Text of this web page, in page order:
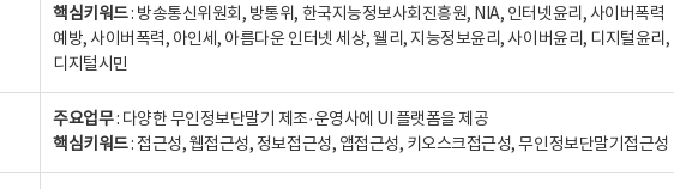
핵심키워드: 방송통신위원회, 방통위, 한국지능정보사회진흥원, NIA, 인터넷윤리, 사이버폭력
예방, 사이버폭력, 아인세, 아름다운 인터넷 세상, 웰리, 지능정보윤리, 사이버윤리, 디지털윤리,
디지털시민
주요업무: 다양한 무인정보단말기 제조·운영사에 UI 플랫폼을 제공
핵심키워드: 접근성, 웹접근성, 정보접근성, 앱접근성, 키오스크접근성, 무인정보단말기접근성